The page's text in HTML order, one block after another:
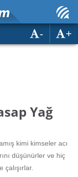
Okuma Testi
+
-
Yağ
kimi kimseler acı
düşünürler ve hiç